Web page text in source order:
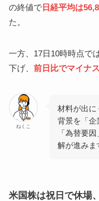
の終値で日経平均は
た。
一方、17日10時時点で
下げ、 前日比でマイナ
ねくこ
材料が出に
背景を「企
「為替要
解が進みま
米国株は祝日で休場